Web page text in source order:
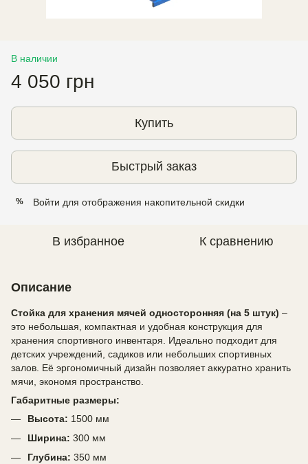
В наличии
4 050 грн
Купить
Быстрый заказ
% Войти для отображения накопительной скидки
В избранное К сравнению
Описание
Стойка для хранения мячей односторонняя (на 5 штук) –
это небольшая, компактная и удобная конструкция для
хранения спортивного инвентаря. Идеально подходит для
детских учреждений, садиков или небольших спортивных
залов. Её эргономичный дизайн позволяет аккуратно хранить
мячи, экономя пространство.
Габаритные размеры:
Высота: 1500 мм
Ширина: 300 мм
Глубина: 350 мм